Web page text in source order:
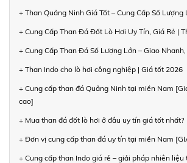
+ Than Quảng Ninh Giá Tốt – Cung Cấp Số Lượng
+ Cung Cấp Than Đá Đốt Lò Hơi Uy Tín, Giá Rẻ |
+ Cung Cấp Than Đá Số Lượng Lớn – Giao
+ Than Indo cho lò hơi công nghiệp | Giá tốt 2026
+ Cung cấp than đá Quảng Ninh tại miền Nam
cao]
+ Mua than đá đốt lò hơi ở đâu uy tín giá tốt nhất?
+ Đơn vị cung cấp than đá uy tín tại miền Nam
+ Cung cấp than Indo giá rẻ – giải pháp nhiên liệu